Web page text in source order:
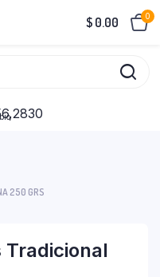
$ 0.00 0
250 GRS
Tradicional